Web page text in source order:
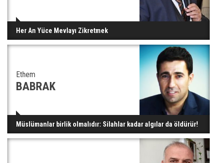
Her An Yüce Mevlayı Zikretmek
Ethem
BABRAK
Müslümanlar birlik olmalıdır: Silahlar kadar algılar da öldürür!